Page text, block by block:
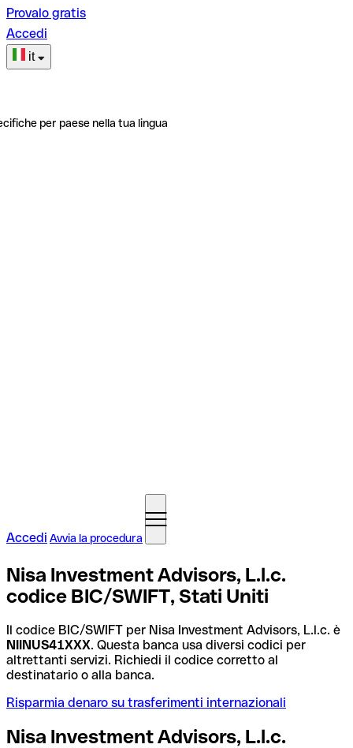
Provalo gratis
Accedi
it
per paese nella tua lingua
Accedi Avvia la procedura
Nisa Investment Advisors, L.l.c.
codice BIC/SWIFT, Stati Uniti
Il codice BIC/SWIFT per Nisa Investment Advisors, L.l.c. è
NIINUS41XXX. Questa banca usa diversi codici per
altrettanti servizi. Richiedi il codice corretto al
destinatario o alla banca.
Risparmia denaro su trasferimenti internazionali
Nisa Investment Advisors, L.l.c.